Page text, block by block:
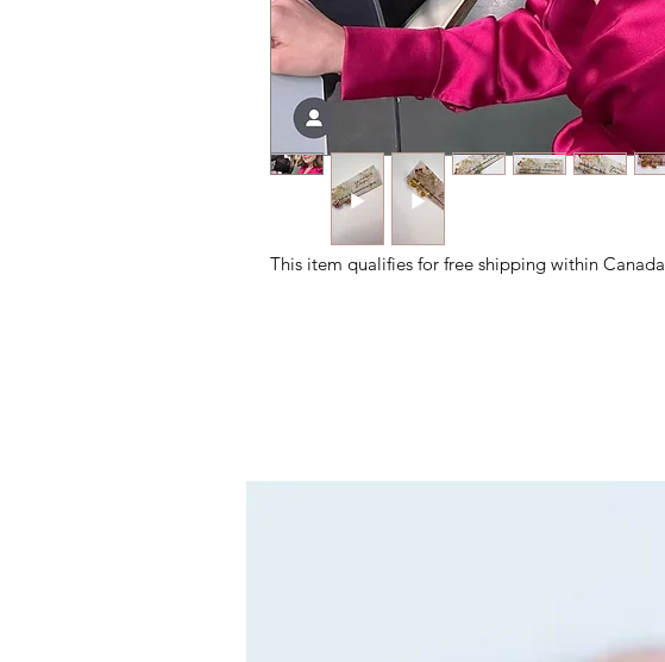
This item qualifies for free shipping within Canada